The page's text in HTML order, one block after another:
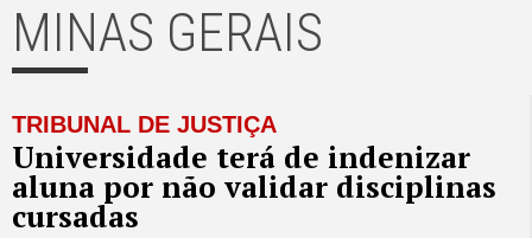
MINAS GERAIS
TRIBUNAL DE JUSTIÇA
Universidade terá de indenizar
aluna por não validar disciplinas
cursadas